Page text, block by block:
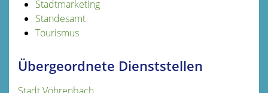
Stadtmarketing
Standesamt
Tourismus
Übergeordnete Dienststellen